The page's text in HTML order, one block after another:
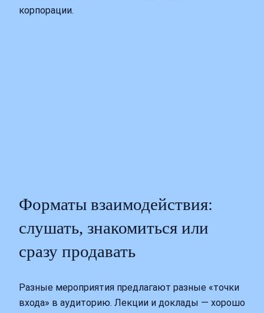
корпорации.
Форматы взаимодействия:
слушать, знакомиться или
сразу продавать
Разные мероприятия предлагают разные «точки
входа» в аудиторию. Лекции и доклады — хорошо